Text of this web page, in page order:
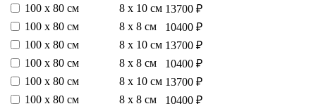
100 х 80 см
8 х 10 см 13700 ₽
100 х 80 см
8 х 8 см
10400 ₽
100 х 80 см
8 х 10 см 13700 ₽
100 х 80 см
8 х 8 см
10400 ₽
100 х 80 см
8 х 10 см 13700 ₽
100 х 80 см
8 х 8 см
10400 ₽